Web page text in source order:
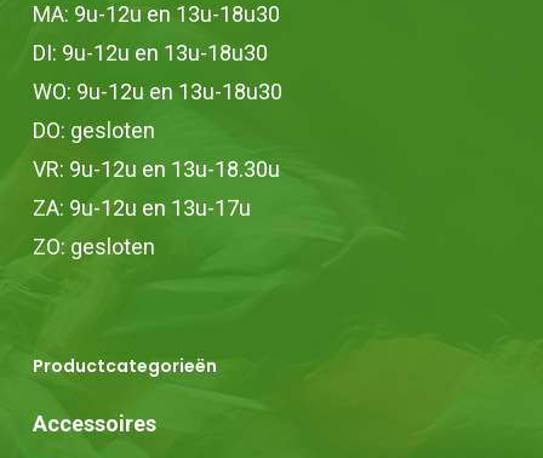
MA: 9u-12u en 13u-18u30
DI: 9u-12u en 13u-18u30
WO: 9u-12u en 13u-18u30
DO: gesloten
VR: 9u-12u en 13u-18.30u
ZA: 9u-12u en 13u-17u
ZO: gesloten
Productcategorieën
Accessoires